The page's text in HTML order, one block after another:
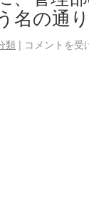
名の通
類 | コメントを受